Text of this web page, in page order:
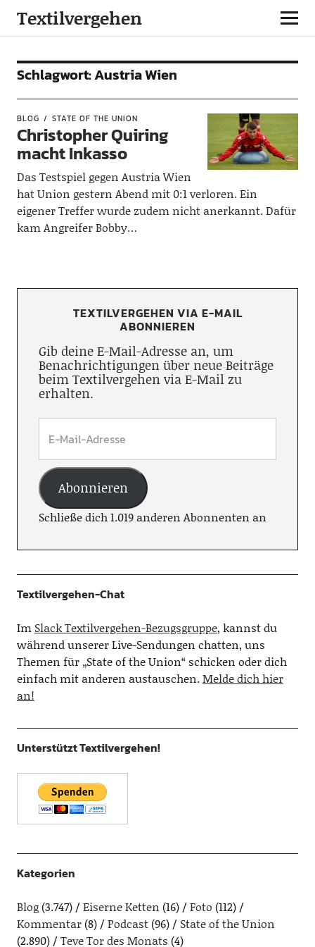
Textilvergehen
Schlagwort:Austria Wien
BLOG STATE OF THE UNION
Christopher Quiring
macht Inkasso
Das Testspiel gegen Austria Wien
hat Union gestern Abend mit 0:1 verloren. Ein
eigener Treffer wurde zudem nicht anerkannt. Dafür
kam Angreifer Bobby…
TEXTILVERGEHEN VIA E-MAIL
ABONNIEREN
Gib deine E-Mail-Adresse an, um
Benachrichtigungen über neue Beiträge
beim Textilvergehen via E-Mail zu
erhalten.
Abonnieren
Schließe dich 1.019 anderen Abonnenten an
Textilvergehen-Chat
Im Slack Textilvergehen-Bezugsgruppe, kannst du
während unserer Live-Sendungen chatten, uns
Themen für „State of the Union“ schicken oder dich
einfach mit anderen austauschen.Melde dich hier
an!
Unterstützt Textilvergehen!
Kategorien
Blog(3.747) Eiserne Ketten (16) Foto (112)
Kommentar(8) Podcast(96)
State of the Union
(2.890)
Teve Tor des Monats (4)